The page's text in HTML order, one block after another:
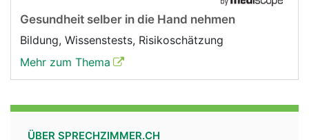
Gesundheit selber in die Hand nehmen
Bildung, Wissenstests, Risikoschätzung
Mehr zum Thema
ÜBER SPRECHZIMMER.CH